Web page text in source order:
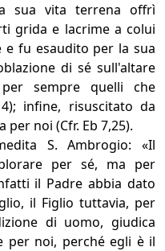
sua vita terrena offrì
grida e lacrime a colui
fu esaudito per la sua
di sé sull'altare
sempre quelli che
infine, risuscitato da
noi (Cfr. Eb 7,25).
S. Ambrogio: «Il
per sé, ma per
il Padre abbia dato
il Figlio tuttavia, per
di uomo, giudica
per noi, perché egli è il